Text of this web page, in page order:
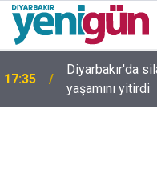
Diyarbakır'da
yaşamını yitirdi
16:54 Bahceli'den